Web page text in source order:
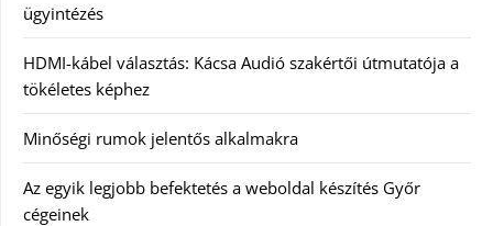
ügyintézés
HDMI-kábel választás: Kácsa Audió szakértői útmutatója a
tökéletes képhez
Minőségi rumok jelentős alkalmakra
Az egyik legjobb befektetés a weboldal készítés Győr
cégeinek